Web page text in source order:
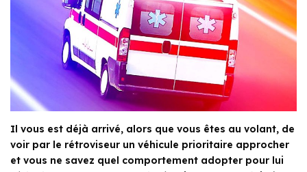
Il vous est déjà arrivé, alors que vous êtes au volant, de
voir par le rétroviseur un véhicule prioritaire approcher
et vous ne savez quel comportement adopter pour lui